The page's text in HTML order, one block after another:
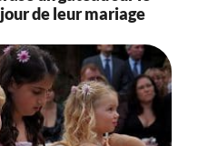
de leur mariage